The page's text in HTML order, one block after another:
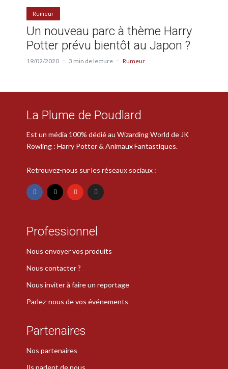
Rumeur
Un nouveau parc à thème Harry
Potter prévu bientôt au Japon ?
19/02/2020 3 min de lecture Rumeur
La Plume de Poudlard
Est un média 100% dédié au Wizarding World de JK
Rowling : Harry Potter & Animaux Fantastiques.
Retrouvez-nous sur les réseaux sociaux :
Professionnel
Nous envoyer vos produits
Nous contacter ?
Nous inviter à faire un reportage
Parlez-nous de vos événements
Partenaires
Nos partenaires
Ils parlent de nous